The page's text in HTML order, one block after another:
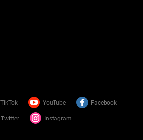
TikTok YouTube Facebook
Twitter Instagram